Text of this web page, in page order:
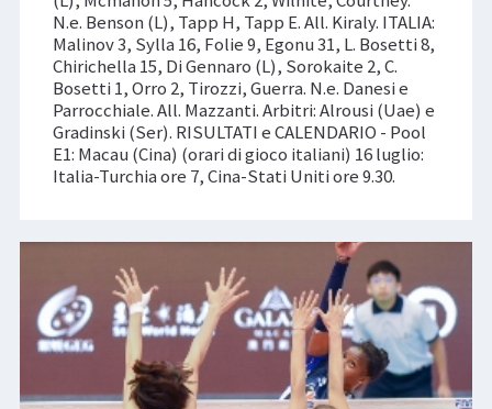
N.e. Benson (L), Tapp H, Tapp E. All. Kiraly. ITALIA:
Malinov 3, Sylla 16, Folie 9, Egonu 31, L. Bosetti 8,
Chirichella 15, Di Gennaro (L), Sorokaite 2, C.
Bosetti 1, Orro 2, Tirozzi, Guerra. N.e. Danesi e
Parrocchiale. All. Mazzanti. Arbitri: Alrousi (Uae) e
Gradinski (Ser). RISULTATI e CALENDARIO - Pool
E1: Macau (Cina) (orari di gioco italiani) 16 luglio:
Italia-Turchia ore 7, Cina-Stati Uniti ore 9.30.